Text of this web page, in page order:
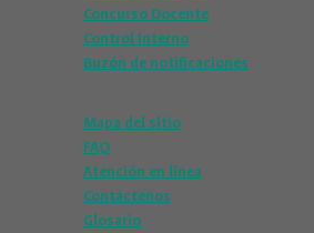
Concurso Docente
Control Interno
Buzón de notificaciones
Mapa del sitio
FAQ
Atención en línea
Contáctenos
Glosario